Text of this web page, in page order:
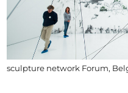
sculpture network Forum,